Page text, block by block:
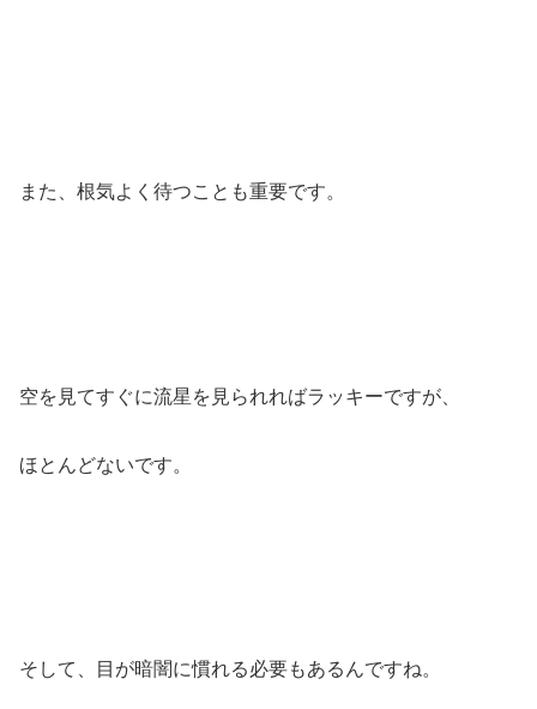
また、根気よく待つことも重要です。
空を見てすぐに流星を見られればラッキーですが、
ほとんどないです。
そして、目が暗闇に慣れる必要もあるんですね。